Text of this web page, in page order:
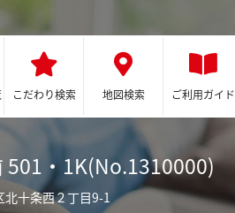
こだわり検索 地図検索 ご利用ガイド
501・1K(No.1310000)
十条西２丁目9-1